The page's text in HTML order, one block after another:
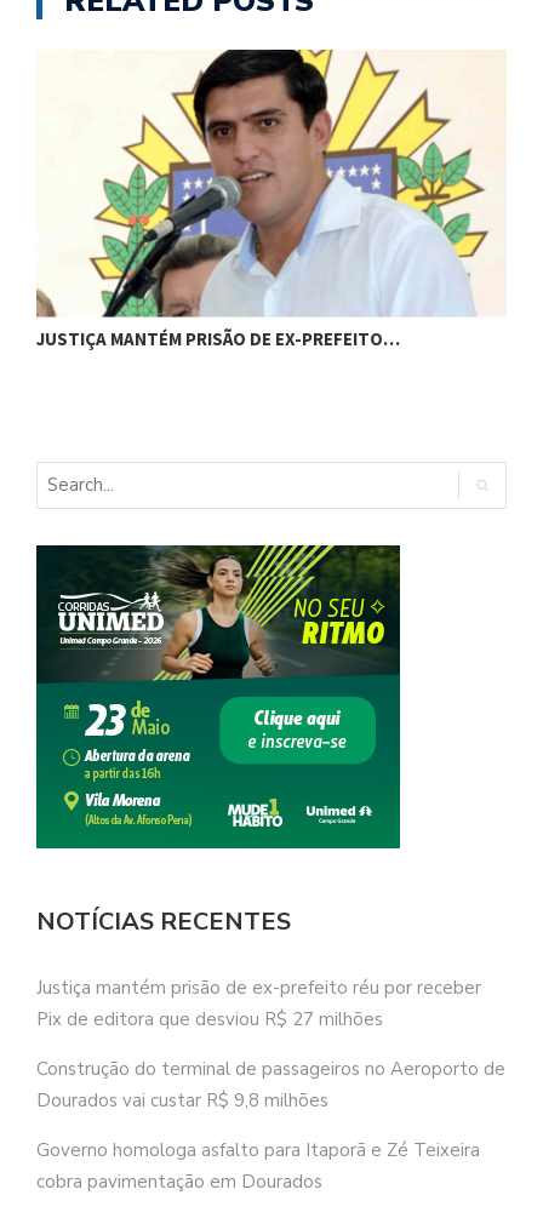
JUSTIÇA MANTÉM PRISÃO DE EX-PREFEITO…
NOTÍCIAS RECENTES
Justiça mantém prisão de ex-prefeito réu por receber
Pix de editora que desviou R$ 27 milhões
Construção do terminal de passageiros no Aeroporto de
Dourados vai custar R$ 9,8 milhões
Governo homologa asfalto para Itaporã e Zé Teixeira
cobra pavimentação em Dourados